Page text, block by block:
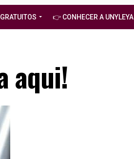
👉 CONHECER A UNYLEYA
aqui!